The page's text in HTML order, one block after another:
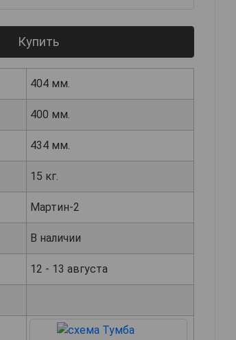
Купить
404 мм.
400 мм.
434 мм.
15 кг.
Мартин-2
В наличии
12 - 13 августа